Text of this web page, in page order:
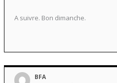
A suivre. Bon dimanche.
BFA